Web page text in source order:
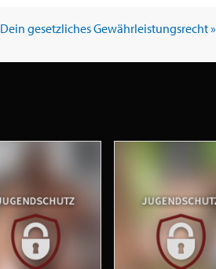
Dein gesetzliches Gewährleistungsrecht »